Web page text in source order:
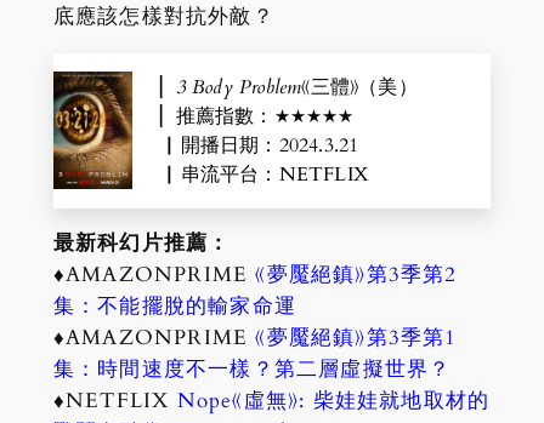
底應該怎樣對抗外敵？
3 Body Problem《三體》（美）
▏推薦指數：★★★★★
▏開播日期：2024.3.21
▏串流平台：NETFLIX
最新科幻片推薦：
♦AMAZONPRIME《夢魘絕鎮》第3季第2
集：不能擺脫的輸家命運
♦AMAZONPRIME《夢魘絕鎮》第3季第1
集：時間速度不一樣？第二層虛擬世界？
♦NETFLIX Nope《虛無》: 柴娃娃就地取材的